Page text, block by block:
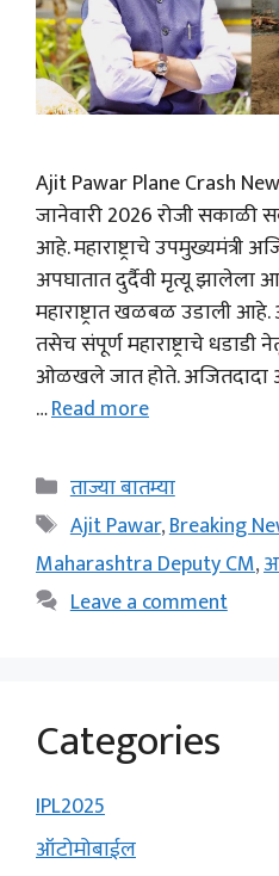
Ajit Pawar Plane Crash
जानेवारी 2026 रोजी सकाळी
आहे. महाराष्ट्राचे उपमुख्यमंत्री
अपघातात दुर्दैवी मृत्यू झालेला
महाराष्ट्रात खळबळ उडाली आहे.
तसेच संपूर्ण महाराष्ट्राचे
ओळखले जात होते. अजितदादा
…Read more
Categories
ताज्या बातम्या
Tags
Ajit Pawar,Breaking
Maharashtra Deputy CM,
Leave a comment
Categories
IPL2025
ऑटोमोबाईल